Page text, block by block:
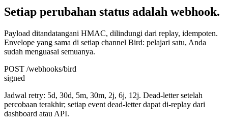
Setiap perubahan status adalah webhook.
Payload ditandatangani HMAC, dilindungi dari replay, idempoten.
Envelope yang sama di setiap channel Bird: pelajari satu, Anda
sudah menguasai semuanya.
POST /webhooks/bird
signed
Jadwal retry: 5d, 30d, 5m, 30m, 2j, 6j, 12j. Dead-letter setelah
percobaan terakhir; setiap event dead-letter dapat di-replay dari
dashboard atau API.